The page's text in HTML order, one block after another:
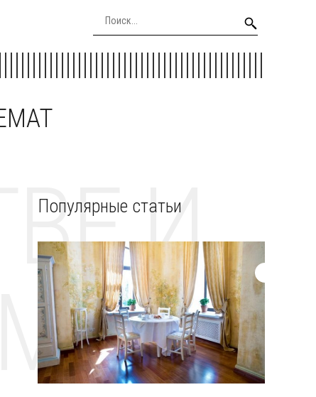
И
Популярные статьи